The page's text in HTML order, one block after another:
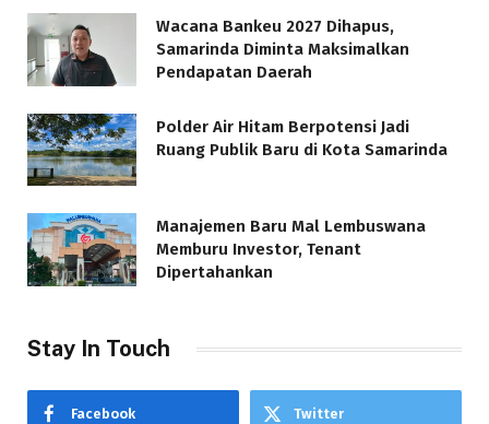
Wacana Bankeu 2027 Dihapus,
Samarinda Diminta Maksimalkan
Pendapatan Daerah
Polder Air Hitam Berpotensi Jadi
Ruang Publik Baru di Kota Samarinda
Manajemen Baru Mal Lembuswana
Memburu Investor, Tenant
Dipertahankan
Stay In Touch
Facebook Twitter